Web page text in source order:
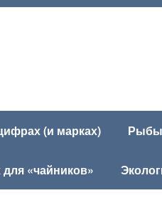
(и марках) Рыбы
«чайников»